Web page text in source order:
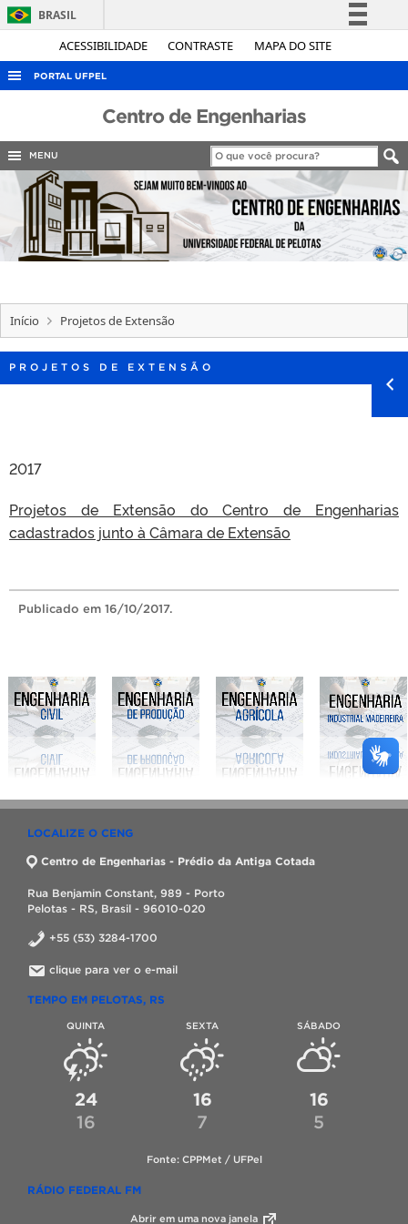
ACESSIBILIDADE CONTRASTE MAPA DO SITE
BRASIL
Simplifique!
Acesso à informação
Legislação
Canais
PORTAL UFPEL
COBALTO
CONCURSOS
EDITAIS
INTERNACIONAL
PORTARIAS
TELEFONES
Centro de Engenharias
MENU
Início Projetos de Extensão
PROJETOS DE EXTENSÃO
2017
Projetos de Extensão do Centro de Engenharias
cadastrados junto à Câmara de Extensão
Publicado em 16/10/2017.
LOCALIZE O CENG
Centro de Engenharias - Prédio da Antiga Cotada
Rua Benjamin Constant, 989 - Porto
Pelotas - RS, Brasil - 96010-020
+55 (53) 3284-1700
clique para ver o e-mail
TEMPO EM PELOTAS, RS
QUINTA
24
16
SEXTA
16
7
SÁBADO
16
5
Fonte: CPPMet / UFPel
RÁDIO FEDERAL FM
Abrir em uma nova janela